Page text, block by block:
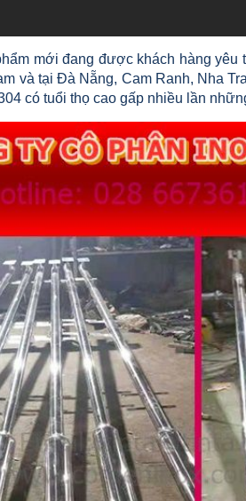
mới đang được khách hàng
và tại Đà Nẵng, Cam Ranh, Nha
có tuổi thọ cao gấp nhiều lần